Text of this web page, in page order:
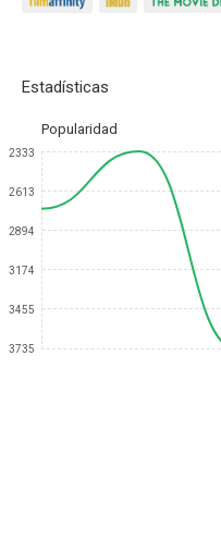
Estadísticas
Popularidad
2333
2613
2894
3174
3455
3735